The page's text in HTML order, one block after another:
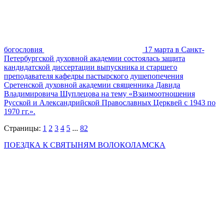
богословия
17 марта в Санкт-
Петербургской духовной академии состоялась защита
кандидатской диссертации выпускника и старшего
преподавателя кафедры пастырского душепопечения
Сретенской духовной академии священника Давида
Владимировича Шуплецова на тему «Взаимоотношения
Русской и Александрийской Православных Церквей с 1943 по
1970 гг.».
Страницы: 1 2 3 4 5 ... 82
ПОЕЗДКА К СВЯТЫНЯМ ВОЛОКОЛАМСКА